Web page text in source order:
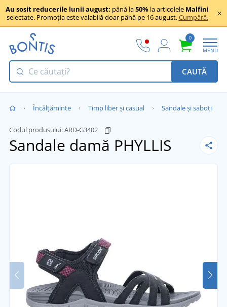
Au sosit reducerile lunii august: până la50% la articolele Malfini
selectate. Promoția este valabilă doar până pe 16 august.Cumpără.
0
MENU
CAUTĂ
Încălţăminte Timp liber și casual Sandale și saboți
Codul produsului:ARD-G3402
Sandale damă PHYLLIS